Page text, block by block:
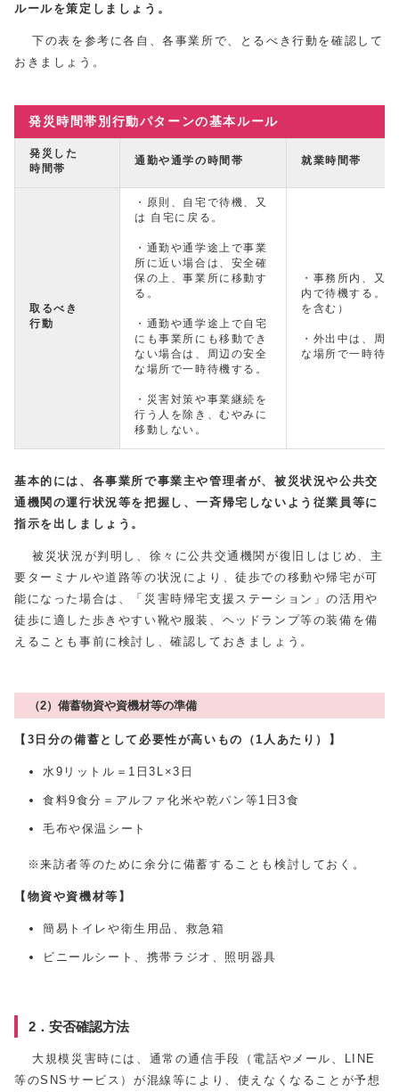
ルールを策定しましょう。
下の表を参考に各自、各事業所で、とるべき行動を確認して
おきましょう。
発災時間帯別行動パターンの基本ルール
発災した
時間帯
通勤や通学の時間帯 就業時間帯
取るべき
行動
・原則、自宅で待機、又
は 自宅に戻る。
・通勤や通学途上で事業
所に近い場合は、安全確
保の上、事業所に移動す
る。
・通勤や通学途上で自宅
にも事業所にも移動でき
ない場合は、周辺の安全
な場所で一時待機する。
・災害対策や事業継続を
行う人を除き、むやみに
移動しない。
・事務所内、又
内で待機する。
を含む）
・外出中は、周
な場所で一時待
基本的には、 各事業所で事業主や管理者が、被災状況や公共交
通機関の運行状況等を把握し、一斉帰宅しないよう従業員等に
指示を出しましょう。
被災状況が判明し、徐々に公共交通機関が復旧しはじめ、主
要ターミナルや道路等の状況により、徒歩での移動や帰宅が可
能になった場合は、「災害時帰宅支援ステーション」の活用や
徒歩に適した歩きやすい靴や服装、ヘッドランプ等の装備を備
えることも事前に検討し、確認しておきましょう。
（2）備蓄物資や資機材等の準備
【3日分の備蓄として必要性が高いもの（1人あたり）】
水9リットル＝1日3L×3日
食料9食分＝アルファ化米や乾パン等1日3食
毛布や保温シート
※来訪者等のために余分に備蓄することも検討しておく。
【物資や資機材等】
簡易トイレや衛生用品、救急箱
ビニールシート、携帯ラジオ、照明器具
2．安否確認方法
大規模災害時には、通常の通信手段（電話やメール、LINE
等のSNSサービス）が混線等により、使えなくなることが予想